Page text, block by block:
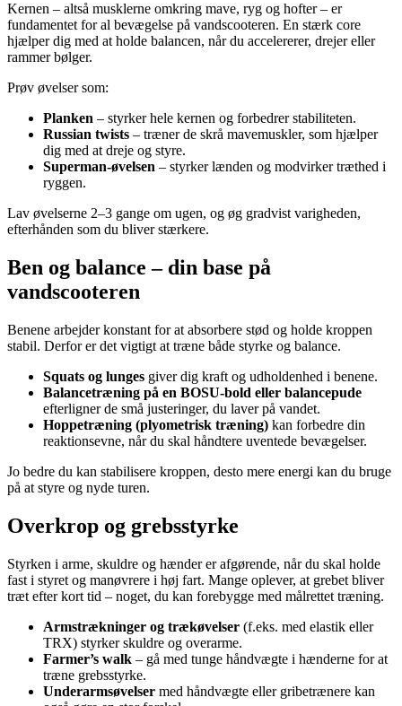
Kernen – altså musklerne omkring mave, ryg og hofter – er
fundamentet for al bevægelse på vandscooteren. En stærk core
hjælper dig med at holde balancen, når du accelererer, drejer eller
rammer bølger.
Prøv øvelser som:
Planken – styrker hele kernen og forbedrer stabiliteten.
Russian twists – træner de skrå mavemuskler, som hjælper
dig med at dreje og styre.
Superman-øvelsen – styrker lænden og modvirker træthed i
ryggen.
Lav øvelserne 2–3 gange om ugen, og øg gradvist varigheden,
efterhånden som du bliver stærkere.
Ben og balance – din base på
vandscooteren
Benene arbejder konstant for at absorbere stød og holde kroppen
stabil. Derfor er det vigtigt at træne både styrke og balance.
Squats og lunges giver dig kraft og udholdenhed i benene.
Balancetræning på en BOSU-bold eller balancepude
efterligner de små justeringer, du laver på vandet.
Hoppetræning (plyometrisk træning) kan forbedre din
reaktionsevne, når du skal håndtere uventede bevægelser.
Jo bedre du kan stabilisere kroppen, desto mere energi kan du bruge
på at styre og nyde turen.
Overkrop og grebsstyrke
Styrken i arme, skuldre og hænder er afgørende, når du skal holde
fast i styret og manøvrere i høj fart. Mange oplever, at grebet bliver
træt efter kort tid – noget, du kan forebygge med målrettet træning.
Armstrækninger og trækøvelser (f.eks. med elastik eller
TRX) styrker skuldre og overarme.
Farmer’s walk – gå med tunge håndvægte i hænderne for at
træne grebsstyrke.
Underarmsøvelser med håndvægte eller gribetrænere kan